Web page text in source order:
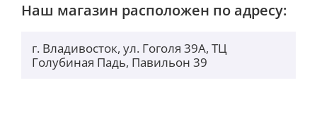
Наш магазин расположен по адресу:
г. Владивосток, ул. Гоголя 39А, ТЦ
Голубиная Падь, Павильон 39